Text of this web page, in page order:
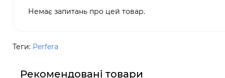
Немає запитань про цей товар.
Теги: Perfera
Рекомендовані товари